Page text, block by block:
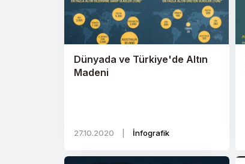
Dünyada ve Türkiye'de Altın
Madeni
27.10.2020 İnfografik